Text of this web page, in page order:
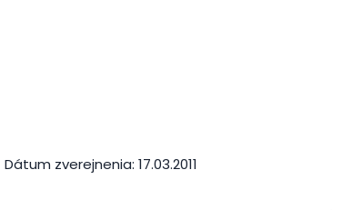
Dátum zverejnenia: 17.03.2011